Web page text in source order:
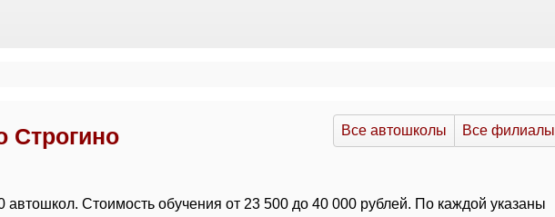
Строгино Все автошколы Все филиалы
автошкол. Стоимость обучения от 23 500 до 40 000 рублей. По каждой указаны